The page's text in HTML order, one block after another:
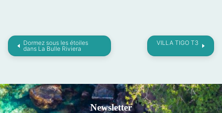
Dormez sous les étoiles
dans La Bulle Riviera
VILLA TIGO T3
Newsletter